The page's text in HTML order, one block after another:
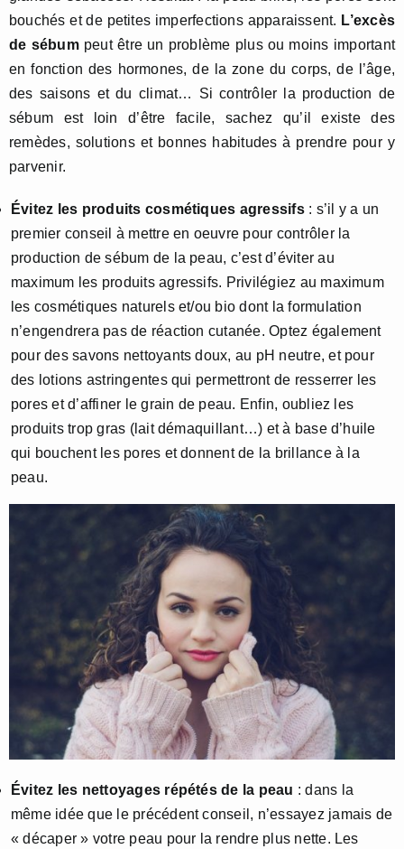
bouchés et de petites imperfections apparaissent. L’excès
de sébumpeut être un problème plus ou moins important
en fonction des hormones, de la zone du corps, de l’âge,
des saisons et du climat… Si contrôler la production de
sébum est loin d’être facile, sachez qu’il existe des
remèdes, solutions et bonnes habitudes à prendre pour y
parvenir.
Évitez les produits cosmétiques agressifs: s’il y a un
premier conseil à mettre en oeuvre pour contrôler la
production de sébum de la peau, c’est d’éviter au
maximum les produits agressifs. Privilégiez au maximum
les cosmétiques naturels et/ou bio dont la formulation
n’engendrera pas de réaction cutanée. Optez également
pour des savons nettoyants doux, au pH neutre, et pour
des lotions astringentes qui permettront de resserrer les
pores et d’affiner le grain de peau. Enfin, oubliez les
produits trop gras (lait démaquillant…) et à base d’huile
qui bouchent les pores et donnent de la brillance à la
peau.
Évitez les nettoyages répétés de la peau : dans la
même idée que le précédent conseil, n’essayez jamais de
« décaper » votre peau pour la rendre plus nette. Les